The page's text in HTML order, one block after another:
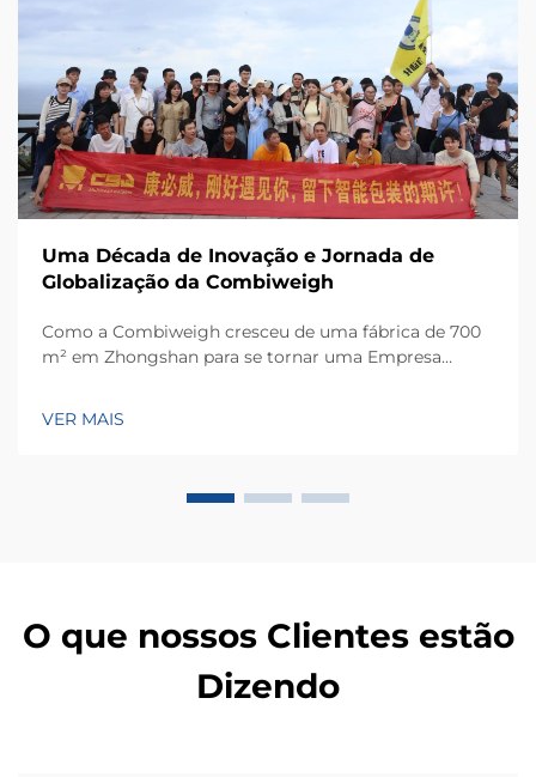
Uma Década de Inovação e Jornada de
Globalização da Combiweigh
Como a Combiweigh cresceu de uma fábrica de 700
m² em Zhongshan para se tornar uma Empresa
pesagem — solicite ainda hoje uma consulta global
VER MAIS
O que nossos Clientes estão
Dizendo